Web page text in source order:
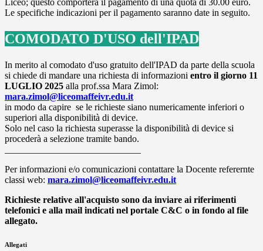
Liceo; questo comporterà il pagamento di una quota di 30.00 euro.
Le specifiche indicazioni per il pagamento saranno date in seguito.
COMODATO D'USO dell'IPAD
In merito al comodato d'uso gratuito dell'IPAD da parte della scuola
si chiede di mandare una richiesta di informazioni entro il giorno 11
LUGLIO 2025 alla prof.ssa Mara Zimol:
mara.zimol@liceomaffeivr.edu.it
in modo da capire se le richieste siano numericamente inferiori o
superiori alla disponibilità di device.
Solo nel caso la richiesta superasse la disponibilità di device si
procederà a selezione tramite bando.
Per informazioni e/o comunicazioni contattare la Docente referernte
classi web: mara.zimol@liceomaffeivr.edu.it
Richieste relative all'acquisto sono da inviare ai riferimenti
telefonici e alla mail indicati nel portale C&C o in fondo al file
allegato.
Allegati